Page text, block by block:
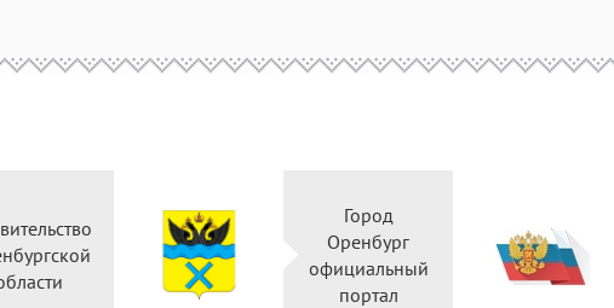
Оренбургской
области
Город
Оренбург
официальный
портал